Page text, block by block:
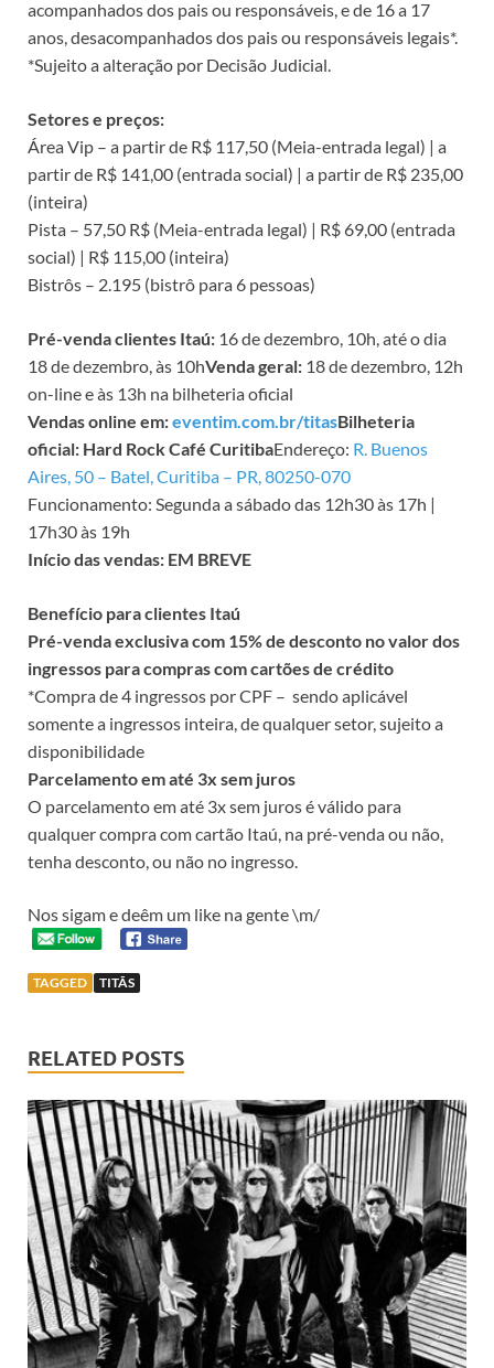
acompanhados dos pais ou responsáveis, e de 16 a 17
anos, desacompanhados dos pais ou responsáveis legais*.
*Sujeito a alteração por Decisão Judicial.
Setores e preços:
Área Vip – a partir de R$ 117,50 (Meia-entrada legal) | a
partir de R$ 141,00 (entrada social) | a partir de R$ 235,00
(inteira)
Pista – 57,50 R$ (Meia-entrada legal) | R$ 69,00 (entrada
social) | R$ 115,00 (inteira)
Bistrôs – 2.195 (bistrô para 6 pessoas)
Pré-venda clientes Itaú: 16 de dezembro, 10h, até o dia
18 de dezembro, às 10hVenda geral: 18 de dezembro, 12h
on-line e às 13h na bilheteria oficial
Vendas online em:eventim.com.br/titasBilheteria
oficial: Hard Rock Café CuritibaEndereço: R. Buenos
Aires, 50 – Batel, Curitiba – PR, 80250-070
Funcionamento: Segunda a sábado das 12h30 às 17h |
17h30 às 19h
Início das vendas: EM BREVE
Benefício para clientes Itaú
Pré-venda exclusiva com 15% de desconto no valor dos
ingressos para compras com cartões de crédito
*Compra de 4 ingressos por CPF – sendo aplicável
somente a ingressos inteira, de qualquer setor, sujeito a
disponibilidade
Parcelamento em até 3x sem juros
O parcelamento em até 3x sem juros é válido para
qualquer compra com cartão Itaú, na pré-venda ou não,
tenha desconto, ou não no ingresso.
Nos sigam e deêm um like na gente \m/
TAGGED TITÃS
RELATED POSTS